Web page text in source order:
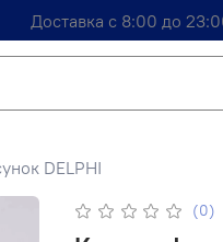
Доставка с 8:00 до
DELPHI
(0)